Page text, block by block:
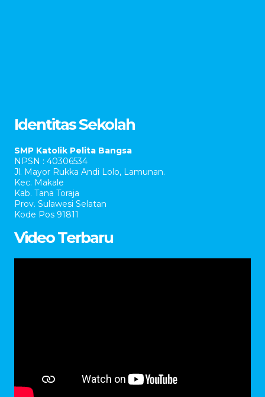
Identitas Sekolah
SMP Katolik Pelita Bangsa
NPSN : 40306534
Jl. Mayor Rukka Andi Lolo, Lamunan.
Kec. Makale
Kab. Tana Toraja
Prov. Sulawesi Selatan
Kode Pos 91811
Video Terbaru